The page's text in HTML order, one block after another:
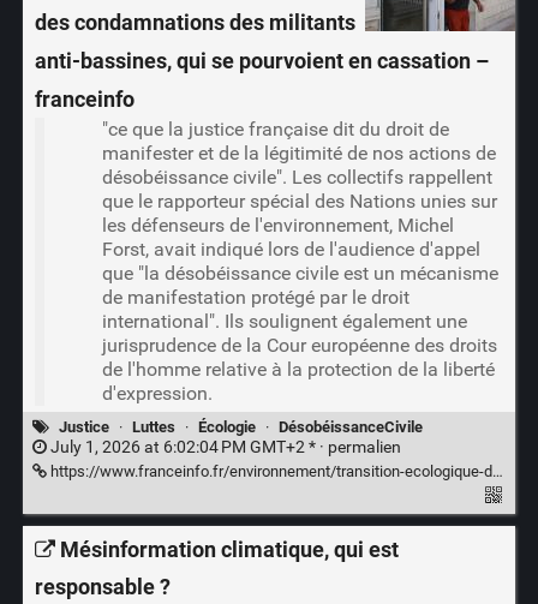
des condamnations des militants
anti-bassines, qui se pourvoient en cassation –
franceinfo
"ce que la justice française dit du droit de
manifester et de la légitimité de nos actions de
désobéissance civile". Les collectifs rappellent
que le rapporteur spécial des Nations unies sur
les défenseurs de l'environnement, Michel
Forst, avait indiqué lors de l'audience d'appel
que "la désobéissance civile est un mécanisme
de manifestation protégé par le droit
international". Ils soulignent également une
jurisprudence de la Cour européenne des droits
de l'homme relative à la protection de la liberté
d'expression.
Justice · Luttes · Écologie · DésobéissanceCivile
July 1, 2026 at 6:02:04 PM GMT+2 * · permalien
https://www.franceinfo.fr/environnement/transition-ecologique-de-l-agriculture/megabassine/megabassine-de-sainte-soline/proces-de-sainte-soline-la-cour-d-appel-confirme-l-essentiel-des-condamnations-des-militants-anti-bassines-qui-se-pourvoient-en-cassation_8088569.html
Mésinformation climatique, qui est
responsable ?